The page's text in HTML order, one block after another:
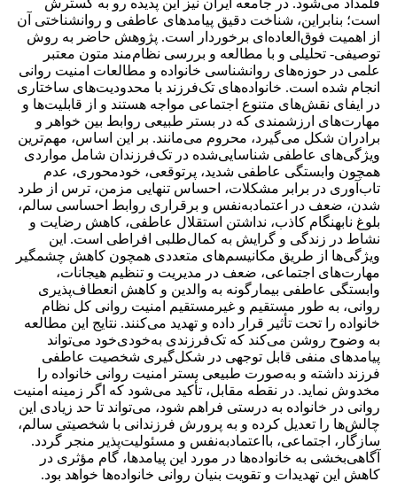
است؛ بنابراین، شناخت دقیق پیامدهای عاطفی و روانشناختی آن
از اهمیت فوق‌العاده‌ای برخوردار است. پژوهش حاضر به روش
توصیفی- تحلیلی و با مطالعه و بررسی نظام‌مند متون معتبر
علمی در حوزه‌های روانشناسی خانواده و مطالعات امنیت روانی
انجام شده است. خانواده‌های تک‌فرزند با محدودیت‌های ساختاری
در ایفای نقش‌های متنوع اجتماعی مواجه هستند و از قابلیت‌ها و
مهارت‌های ارزشمندی که در بستر طبیعی روابط بین خواهر و
برادران شکل می‌گیرد، محروم می‌مانند. بر این اساس، مهم‌ترین
ویژگی‌های عاطفی شناسایی‌شده در تک‌فرزندان شامل مواردی
همچون وابستگی عاطفی شدید، پرتوقعی، خودمحوری، عدم
تاب‌آوری در برابر مشکلات، احساس تنهایی مزمن، ترس از طرد
شدن، ضعف در اعتمادبه‌نفس و برقراری روابط احساسی سالم،
بلوغ نابهنگام کاذب، نداشتن استقلال عاطفی، کاهش رضایت و
نشاط در زندگی و گرایش به کمال‌طلبی افراطی است. این
ویژگی‌ها از طریق مکانیسم‌های متعددی همچون کاهش چشمگیر
مهارت‌های اجتماعی، ضعف در مدیریت و تنظیم هیجانات،
وابستگی عاطفی بیمارگونه به والدین و کاهش انعطاف‌پذیری
روانی، به طور مستقیم و غیرمستقیم امنیت روانی کل نظام
خانواده را تحت تأثیر قرار داده و تهدید می‌کنند. نتایج این مطالعه
به وضوح روشن می‌کند که تک‌فرزندی به‌خودی‌خود می‌تواند
پیامدهای منفی قابل توجهی در شکل‌گیری شخصیت عاطفی
فرزند داشته و به‌صورت طبیعی بستر امنیت روانی خانواده را
مخدوش نماید. در نقطه مقابل، تأکید می‌شود که اگر زمینه امنیت
روانی در خانواده به درستی فراهم شود، می‌تواند تا حد زیادی این
چالش‌ها را تعدیل کرده و به پرورش فرزندانی با شخصیتی سالم،
سازگار، اجتماعی، بااعتمادبه‌نفس و مسئولیت‌پذیر منجر گردد.
آگاهی‌بخشی به خانواده‌ها در مورد این پیامدها، گام مؤثری در
کاهش این تهدیدات و تقویت بنیان روانی خانواده‌ها خواهد بود.